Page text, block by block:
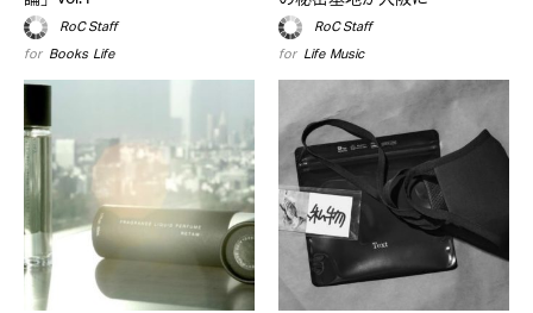
RoC Staff
for Books,Life
RoC Staff
for Life,Music